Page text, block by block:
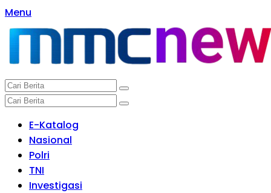
Langsung
ke
konten
Menu
E-Katalog
Nasional
Polri
TNI
Investigasi